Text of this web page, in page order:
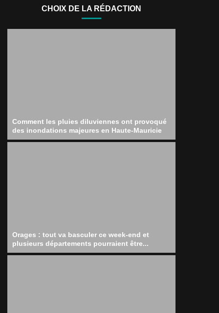
CHOIX DE LA RÉDACTION
Comment les pluies diluviennes ont provoqué
des inondations majeures en Haute-Mauricie
Orages : tout va basculer ce week-end et
plusieurs départements pourraient être...